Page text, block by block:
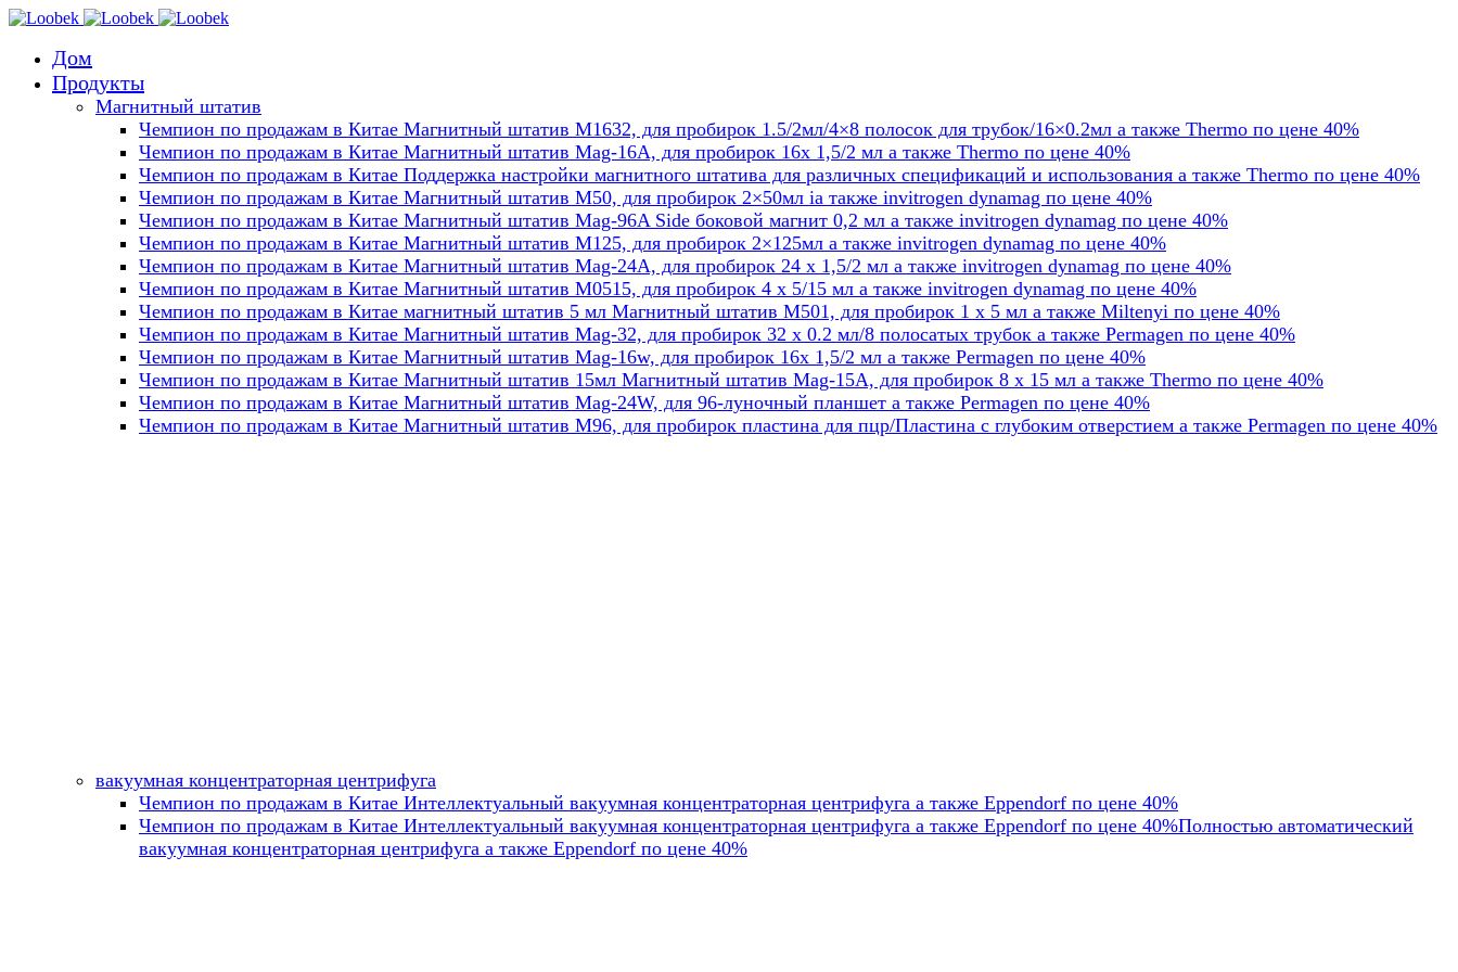
Дом
Продукты
Магнитный штатив
Чемпион по продажам в Китае Магнитный штатив M1632, для пробирок 1.5/2мл/4×8 полосок для трубок/16×0.2мл а также Thermo по цене 40%
Чемпион по продажам в Китае Магнитный штатив Mag-16A, для пробирок 16х 1,5/2 мл а также Thermo по цене 40%
Чемпион по продажам в Китае Поддержка настройки магнитного штатива для различных спецификаций и использования а также Thermo по цене 40%
Чемпион по продажам в Китае Магнитный штатив M50, для пробирок 2×50мл iа также invitrogen dynamag по цене 40%
Чемпион по продажам в Китае Магнитный штатив Mag-96A Side боковой магнит 0,2 мл а также invitrogen dynamag по цене 40%
Чемпион по продажам в Китае Магнитный штатив M125, для пробирок 2×125мл а также invitrogen dynamag по цене 40%
Чемпион по продажам в Китае Магнитный штатив Mag-24A, для пробирок 24 х 1,5/2 мл а также invitrogen dynamag по цене 40%
Чемпион по продажам в Китае Магнитный штатив M0515, для пробирок 4 х 5/15 мл а также invitrogen dynamag по цене 40%
Чемпион по продажам в Китае магнитный штатив 5 мл Магнитный штатив M501, для пробирок 1 х 5 мл а также Miltenyi по цене 40%
Чемпион по продажам в Китае Магнитный штатив Mag-32, для пробирок 32 х 0.2 мл/8 полосатых трубок а также Permagen по цене 40%
Чемпион по продажам в Китае Магнитный штатив Mag-16w, для пробирок 16х 1,5/2 мл а также Permagen по цене 40%
Чемпион по продажам в Китае Магнитный штатив 15мл Магнитный штатив Mag-15A, для пробирок 8 х 15 мл а также Thermo по цене 40%
Чемпион по продажам в Китае Магнитный штатив Mag-24W, для 96-луночный планшет а также Permagen по цене 40%
Чемпион по продажам в Китае Магнитный штатив M96, для пробирок пластина для пцр/Пластина с глубоким отверстием а также Permagen по цене 40%
вакуумная концентраторная центрифуга
Чемпион по продажам в Китае Интеллектуальный вакуумная концентраторная центрифуга а также Eppendorf по цене 40%
Чемпион по продажам в Китае Интеллектуальный вакуумная концентраторная центрифуга а также Eppendorf по цене 40%Полностью автоматический
вакуумная концентраторная центрифуга а также Eppendorf по цене 40%